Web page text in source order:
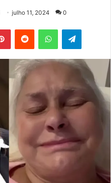
julho 11, 2024 0
PinterestReddit WhatsAppTelegram